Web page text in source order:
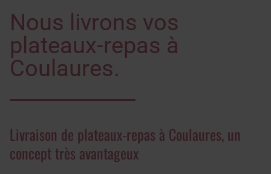
Nous livrons vos
plateaux-repas à
Coulaures.
Livraison de plateaux-repas à Coulaures, un
concept très avantageux